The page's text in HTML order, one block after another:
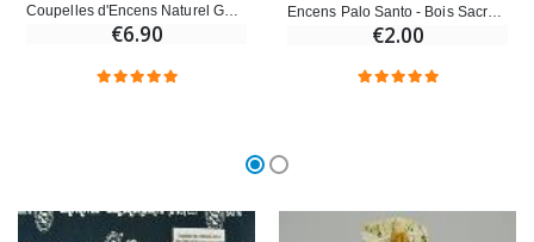
Coupelles d'Encens Naturel Goloka - Palo Santo
€6.90
Encens Palo Santo - Bois Sacré en Cônes
€2.00